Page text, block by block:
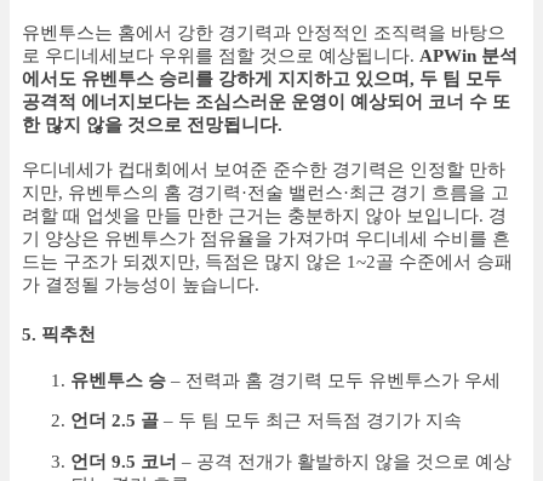
유벤투스는 홈에서 강한 경기력과 안정적인 조직력을 바탕으
로 우디네세보다 우위를 점할 것으로 예상됩니다. APWin 분석
에서도 유벤투스 승리를 강하게 지지하고 있으며, 두 팀 모두
공격적 에너지보다는 조심스러운 운영이 예상되어 코너 수 또
한 많지 않을 것으로 전망됩니다.
우디네세가 컵대회에서 보여준 준수한 경기력은 인정할 만하
지만, 유벤투스의 홈 경기력·전술 밸런스·최근 경기 흐름을 고
려할 때 업셋을 만들 만한 근거는 충분하지 않아 보입니다. 경
기 양상은 유벤투스가 점유율을 가져가며 우디네세 수비를 흔
드는 구조가 되겠지만, 득점은 많지 않은 1~2골 수준에서 승패
가 결정될 가능성이 높습니다.
5. 픽추천
유벤투스 승 – 전력과 홈 경기력 모두 유벤투스가 우세
언더 2.5 골 – 두 팀 모두 최근 저득점 경기가 지속
언더 9.5 코너 – 공격 전개가 활발하지 않을 것으로 예상